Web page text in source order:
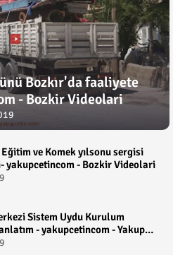
Bozkır'da faaliyete
- Bozkir Videolari
Eğitim ve Komek yılsonu sergisi
yakupcetincom - Bozkir Videolari
Sistem Uydu Kurulum
- yakupcetincom - Yakup